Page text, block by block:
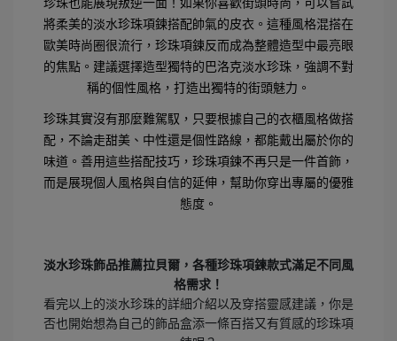
珍珠也能展現叛逆一面！如果你喜歡街頭時尚，可以嘗試
將柔美的淡水珍珠項鍊搭配帥氣的皮衣。這種風格混搭在
歐美時尚圈很流行，珍珠項鍊反而成為整體造型中最亮眼
的焦點。建議選擇造型獨特的巴洛克淡水珍珠，強調不對
稱的個性風格，打造出獨特的街頭魅力。
珍珠其實沒有那麼難駕馭，只要根據自己的衣櫃風格做搭
配，不論走甜美、中性還是個性路線，都能戴出屬於你的
味道。善用這些搭配技巧，珍珠項鍊不再只是一件首飾，
而是展現個人風格與自信的延伸，幫助你穿出專屬的優雅
態度。
淡水珍珠飾品推薦拉貝爾，各種珍珠項鍊款式滿足不同風
格需求！
看完以上的淡水珍珠的詳細介紹以及穿搭靈感建議，你是
否也開始想為自己的飾品盒添一條百搭又有質感的珍珠項